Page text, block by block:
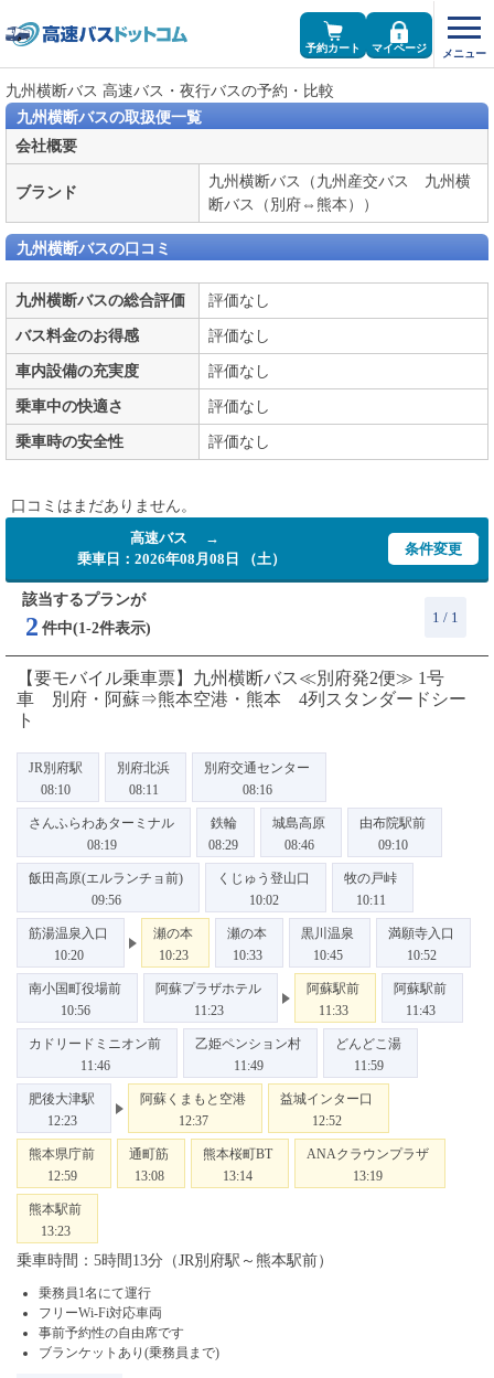
予約カート マイページ
九州横断バス 高速バス・夜行バスの予約・比較
九州横断バスの取扱便一覧
会社概要
ブランド
九州横断バス（九州産交バス 九州横
断バス（別府⇔熊本））
九州横断バスの口コミ
九州横断バスの総合評価 評価なし
バス料金のお得感 評価なし
車内設備の充実度 評価なし
乗車中の快適さ 評価なし
乗車時の安全性 評価なし
口コミはまだありません。
高速バス →
乗車日：2026年08月08日 （土）
条件変更
該当するプランが
2 件中(1-2件表示)
1 / 1
【要モバイル乗車票】九州横断バス≪別府発2便≫ 1号
車 別府・阿蘇⇒熊本空港・熊本 4列スタンダードシー
ト
JR別府駅
08:10
別府北浜
08:11
別府交通センター
08:16
さんふらわあターミナル
08:19
鉄輪
08:29
城島高原
08:46
由布院駅前
09:10
飯田高原(エルランチョ前)
09:56
くじゅう登山口
10:02
牧の戸峠
10:11
筋湯温泉入口
10:20
瀬の本
10:23
瀬の本
10:33
黒川温泉
10:45
満願寺入口
10:52
南小国町役場前
10:56
阿蘇プラザホテル
11:23
阿蘇駅前
11:33
阿蘇駅前
11:43
カドリードミニオン前
11:46
乙姫ペンション村
11:49
どんどこ湯
11:59
肥後大津駅
12:23
阿蘇くまもと空港
12:37
益城インター口
12:52
熊本県庁前
12:59
通町筋
13:08
熊本桜町BT
13:14
ANAクラウンプラザ
13:19
熊本駅前
13:23
乗車時間：5時間13分（JR別府駅～熊本駅前）
乗務員1名にて運行
フリーWi-Fi対応車両
事前予約性の自由席です
ブランケットあり(乗務員まで)